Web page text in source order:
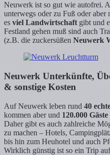
Neuwerk ist so gut wie autofrei.
unterwegs oder zu Fuß oder
es viel Landwirtschaft gibt und
Festland gehen muß sind auch
(z.B. die zuckersüßen Neuwerk
Neuwerk Unterkünfte,
& sonstige Kosten
Auf Neuwerk leben rund 40
kommen aber und 120.000 Gäste
Daher gibt es auch zahlreiche
zu machen – Hotels,
bis hin zum Heuhotel und auch
Wirklich günstig ist so ein Trip